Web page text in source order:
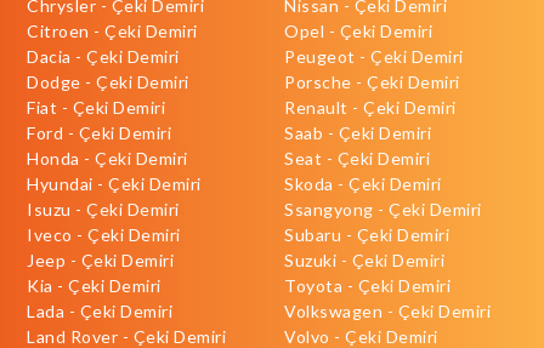
Chrysler - Çeki Demiri
Citroen - Çeki Demiri
Dacia - Çeki Demiri
Dodge - Çeki Demiri
Fiat - Çeki Demiri
Ford - Çeki Demiri
Honda - Çeki Demiri
Hyundai - Çeki Demiri
Isuzu - Çeki Demiri
Iveco - Çeki Demiri
Jeep - Çeki Demiri
Kia - Çeki Demiri
Lada - Çeki Demiri
Land Rover - Çeki Demiri
Nissan - Çeki Demiri
Opel - Çeki Demiri
Peugeot - Çeki Demiri
Porsche - Çeki Demiri
Renault - Çeki Demiri
Saab - Çeki Demiri
Seat - Çeki Demiri
Skoda - Çeki Demiri
Ssangyong - Çeki Demiri
Subaru - Çeki Demiri
Suzuki - Çeki Demiri
Toyota - Çeki Demiri
Volkswagen - Çeki Demiri
Volvo - Çeki Demiri